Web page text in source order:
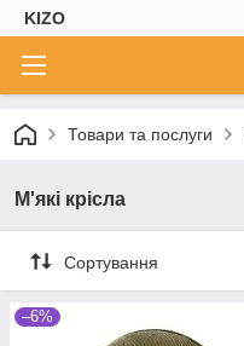
KIZO
Товари та послуги
М'які крісла
Сортування
–6%